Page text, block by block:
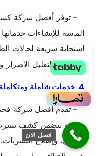
– توفر أفضل شركة
الماسة للإنشاءات
استجابة سريعة لحالات
التسربات لتقليل الأضرار
4. خدمات شاملة ومتكاملة:
– تقدم أفضل شركة فحص
شاملة تتضمن كشف تسرب
الحلول، وإصلاح
اتصل الان